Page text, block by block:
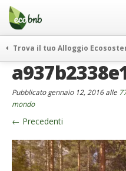
Menu
Salta
contenuto
Offerte Speciali
Regali
FAQ
Chi Siamo
Partner
Contatti
Trova il tuo Alloggio
weekend green
curiosità
vivere e viaggiare verde
news ed eventi
ecohotel
Pubblicatogennaio 12, 2016alle
mondo
← Precedenti